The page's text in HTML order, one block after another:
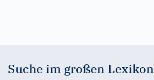
Suche im großen Lexikon